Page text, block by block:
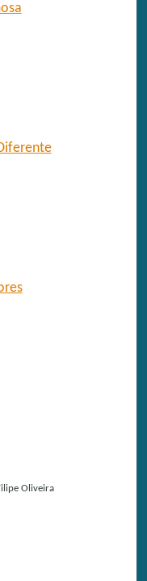
Oliveira